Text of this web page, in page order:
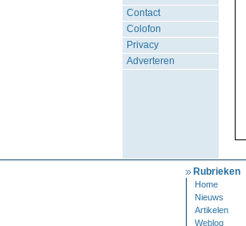
Contact
Colofon
Privacy
Adverteren
Rubrieken
Home
Nieuws
Artikelen
Weblog